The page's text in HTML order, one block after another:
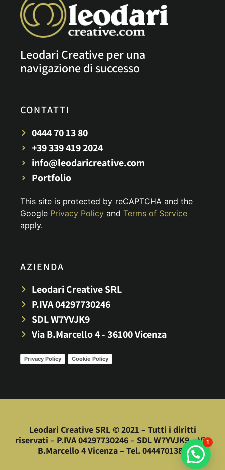
Leodari Creative per una
navigazione di successo
CONTATTI
0444 70 13 80
+39 339 419 2024
info@leodaricreative.com
Portfolio
This site is protected by reCAPTCHA and the
Google Privacy Policy and Terms of Service
apply.
AZIENDA
Leodari Creative SRL
P.IVA 04297730246
SDL W7YVJK9
Via B.Marcello 4 - 36100 Vicenza
Privacy Policy Cookie Policy
Leodari Creative SRL © 2021 – Tutti i diritti
riservati – P.IVA 04297730246 – SDL W7YVJK9 – Via
B.Marcello 4 Vicenza – Tel. 0444701380
1